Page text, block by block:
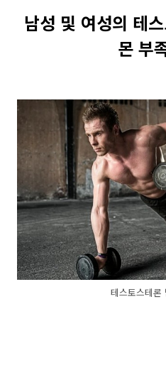
남성 및 여성의 테
몬 부
테스토스테론